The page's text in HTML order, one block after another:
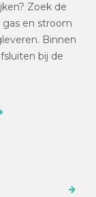
Zoek de
en stroom
Binnen
bij de